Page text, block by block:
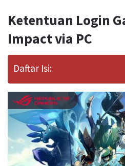
Ketentuan Login
Impact via PC
Daftar Isi: